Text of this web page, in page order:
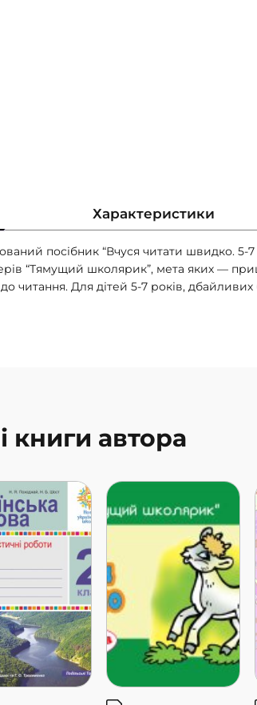
Характеристики
посібник “Вчуся читати швидко. 5-7
“Тямущий школярик”, мета яких —
читання. Для дітей 5-7 років, дбайливих
книги автора